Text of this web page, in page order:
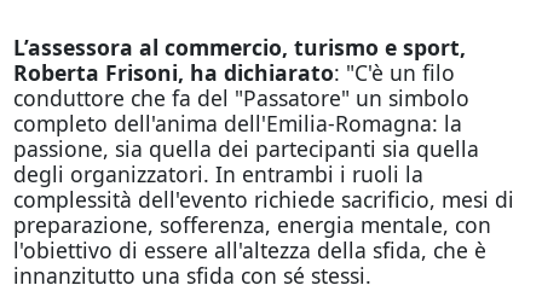
L’assessora al commercio, turismo e sport,
Roberta Frisoni, ha dichiarato: "C'è un filo
conduttore che fa del "Passatore" un simbolo
completo dell'anima dell'Emilia-Romagna: la
passione, sia quella dei partecipanti sia quella
degli organizzatori. In entrambi i ruoli la
complessità dell'evento richiede sacrificio, mesi di
preparazione, sofferenza, energia mentale, con
l'obiettivo di essere all'altezza della sfida, che è
innanzitutto una sfida con sé stessi.